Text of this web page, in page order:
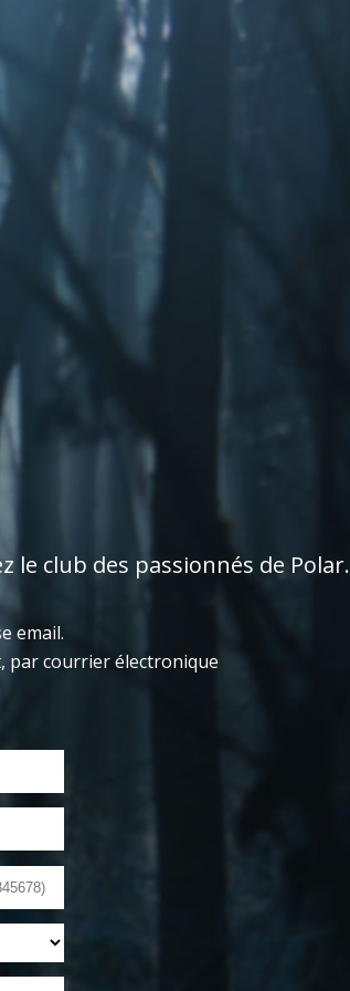
le club des passionnés de Polar.
email.
par courrier électronique